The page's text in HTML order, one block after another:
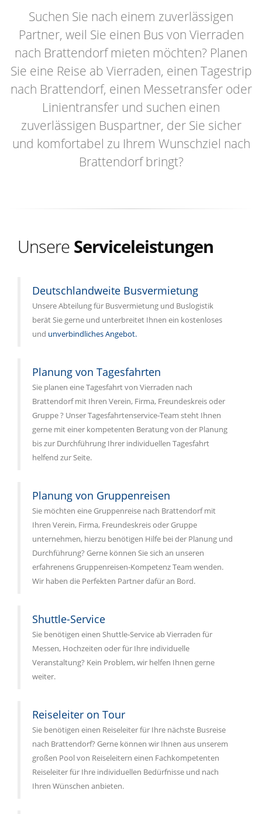
Suchen Sie nach einem zuverlässigen
Partner, weil Sie einen Bus von Vierraden
nach Brattendorf mieten möchten? Planen
Sie eine Reise ab Vierraden, einen Tagestrip
nach Brattendorf, einen Messetransfer oder
Linientransfer und suchen einen
zuverlässigen Buspartner, der Sie sicher
und komfortabel zu Ihrem Wunschziel nach
Brattendorf bringt?
Unsere Serviceleistungen
Deutschlandweite Busvermietung
Unsere Abteilung für Busvermietung und Buslogistik
berät Sie gerne und unterbreitet Ihnen ein kostenloses
und unverbindliches Angebot.
Planung von Tagesfahrten
Sie planen eine Tagesfahrt von Vierraden nach
Brattendorf mit Ihren Verein, Firma, Freundeskreis oder
Gruppe ? Unser Tagesfahrtenservice-Team steht Ihnen
gerne mit einer kompetenten Beratung von der Planung
bis zur Durchführung Ihrer individuellen Tagesfahrt
helfend zur Seite.
Planung von Gruppenreisen
Sie möchten eine Gruppenreise nach Brattendorf mit
Ihren Verein, Firma, Freundeskreis oder Gruppe
unternehmen, hierzu benötigen Hilfe bei der Planung und
Durchführung? Gerne können Sie sich an unseren
erfahrenens Gruppenreisen-Kompetenz Team wenden.
Wir haben die Perfekten Partner dafür an Bord.
Shuttle-Service
Sie benötigen einen Shuttle-Service ab Vierraden für
Messen, Hochzeiten oder für Ihre individuelle
Veranstaltung? Kein Problem, wir helfen Ihnen gerne
weiter.
Reiseleiter on Tour
Sie benötigen einen Reiseleiter für Ihre nächste Busreise
nach Brattendorf? Gerne können wir Ihnen aus unserem
großen Pool von Reiseleitern einen Fachkompetenten
Reiseleiter für Ihre individuellen Bedürfnisse und nach
Ihren Wünschen anbieten.